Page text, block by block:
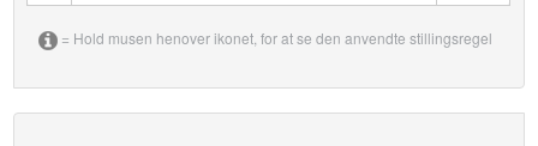
= Hold musen henover ikonet, for at se den anvendte stillingsregel